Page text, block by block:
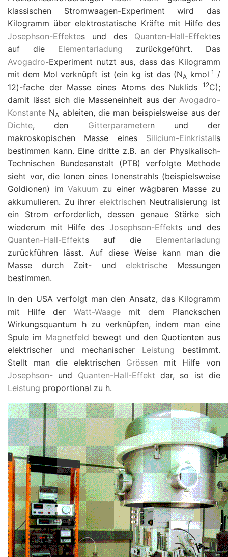
klassischen Stromwaagen-Experiment wird das
Kilogramm über elektrostatische Kräfte mit Hilfe des
Josephson-Effektes und des Quanten-Hall-Effektes
auf die Elementarladung zurückgeführt. Das
Avogadro-Experiment nutzt aus, dass das Kilogramm
mit dem Mol verknüpft ist (ein kg ist das (NA kmol-1 /
12)-fache der Masse eines Atoms des Nuklids
12C);
damit lässt sich die Masseneinheit aus der Avogadro-
Konstante NA ableiten, die man beispielsweise aus der
Dichte, den Gitterparametern und der
makroskopischen Masse eines Silicium-Einkristalls
bestimmen kann. Eine dritte z.B. an der Physikalisch-
Technischen Bundesanstalt (PTB) verfolgte Methode
sieht vor, die Ionen eines Ionenstrahls (beispielsweise
Goldionen) imVakuum zu einer wägbaren Masse zu
akkumulieren. Zu ihrer elektrischen Neutralisierung ist
ein Strom erforderlich, dessen genaue Stärke sich
wiederum mit Hilfe des Josephson-Effekts und des
Quanten-Hall-Effekts auf die Elementarladung
zurückführen lässt. Auf diese Weise kann man die
Masse durch Zeit- und elektrische Messungen
bestimmen.
In den USA verfolgt man den Ansatz, das Kilogramm
mit Hilfe der Watt-Waagemit dem Planckschen
Wirkungsquantum hzu verknüpfen, indem man eine
Spule im Magnetfeld bewegt und den Quotienten aus
elektrischer und mechanischer Leistung bestimmt.
Stellt man die elektrischen Grössen mit Hilfe von
Josephson- und Quanten-Hall-Effekt dar, so ist die
Leistung proportional zu h.